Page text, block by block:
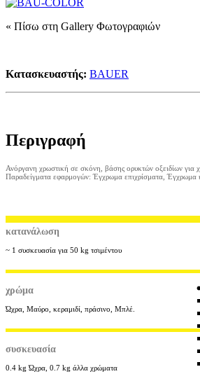
« Πίσω στη Gallery Φωτογραφιών
Κατασκευαστής: BAUER
Περιγραφή
Ανόργανη χρωστική σε σκόνη, βάσης ορυκτών οξειδίων για
Παραδείγματα εφαρμογών: Έγχρωμα επιχρίσματα, Έγχρωμα
κατανάλωση
~ 1 συσκευασία για 50 kg τσιμέντου
χρώμα
Ώχρα, Μαύρο, κεραμιδί, πράσινο, Μπλέ.
συσκευασία
0.4 kg Ώχρα, 0.7 kg άλλα χρώματα